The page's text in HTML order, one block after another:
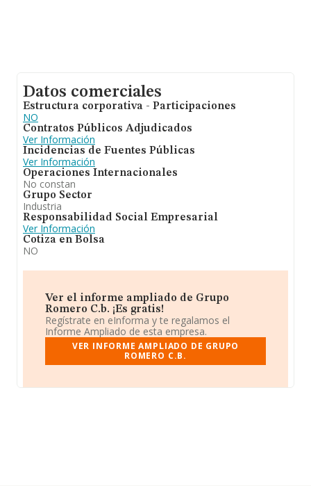
Datos comerciales
Estructura corporativa - Participaciones
NO
Contratos Públicos Adjudicados
Ver Información
Incidencias de Fuentes Públicas
Ver Información
Operaciones Internacionales
No constan
Grupo Sector
Industria
Responsabilidad Social Empresarial
Ver Información
Cotiza en Bolsa
NO
Ver el informe ampliado de Grupo
Romero C.b. ¡Es gratis!
Regístrate en eInforma y te regalamos el
Informe Ampliado de esta empresa.
VER INFORME AMPLIADO DE GRUPO
ROMERO C.B.